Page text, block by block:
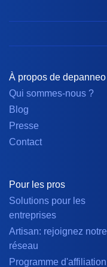
À propos de depanneo
Qui sommes-nous ?
Blog
Presse
Contact
Pour les pros
Solutions pour les
entreprises
Artisan: rejoignez notre
réseau
Programme d'affiliation